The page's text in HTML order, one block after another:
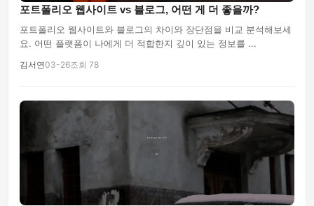
포트폴리오 웹사이트 vs 블로그, 어떤 게 더 좋을까?
포트폴리오 웹사이트와 블로그의 차이와 장단점을 비교 분석해보세
요. 어떤 플랫폼이 나에게 더 적합한지 깊이 있는 정보를 ...
김서연03-26조회 78